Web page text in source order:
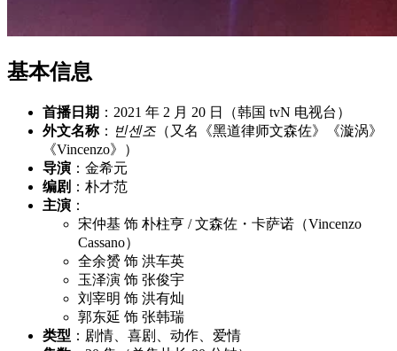
基本信息
首播日期 ：2021 年 2 月 20 日（韩国 tvN 电视台）
外文名称： 빈센조 （又名《黑道律师文森佐》《漩涡》
《Vincenzo》）
导演 ：金希元
编剧 ：朴才范
主演 ：
宋仲基 饰 朴柱亨 / 文森佐・卡萨诺（Vincenzo
Cassano）
全余赟 饰 洪车英
玉泽演 饰 张俊宇
刘宰明 饰 洪有灿
郭东延 饰 张韩瑞
类型 ：剧情、喜剧、动作、爱情